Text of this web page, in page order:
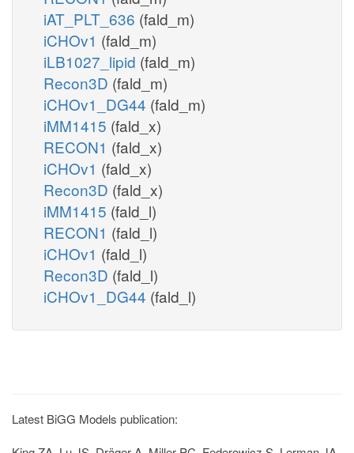
iAT_PLT_636 (fald_m)
iCHOv1 (fald_m)
iLB1027_lipid (fald_m)
Recon3D (fald_m)
iCHOv1_DG44 (fald_m)
iMM1415 (fald_x)
RECON1 (fald_x)
iCHOv1 (fald_x)
Recon3D (fald_x)
iMM1415 (fald_l)
RECON1 (fald_l)
iCHOv1 (fald_l)
Recon3D (fald_l)
iCHOv1_DG44 (fald_l)
Latest BiGG Models publication: